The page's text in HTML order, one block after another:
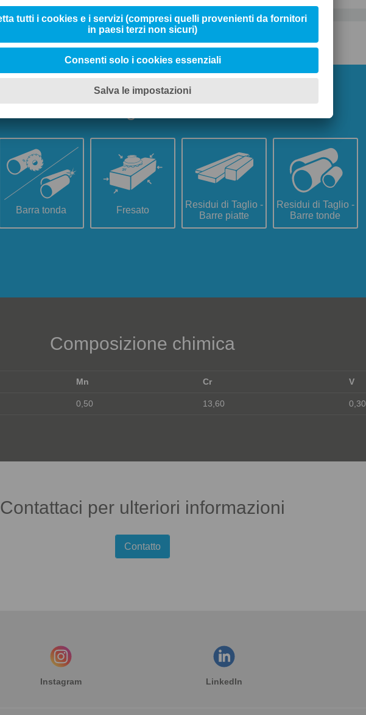
40%
Designations
Barra tonda Fresato
Residui di Taglio -
Barre piatte
Residui di Taglio -
Barre tonde
Composizione chimica
Mn Cr V
0,50 13,60 0,30
Contattaci per ulteriori informazioni
Contatto
Instagram LinkedIn